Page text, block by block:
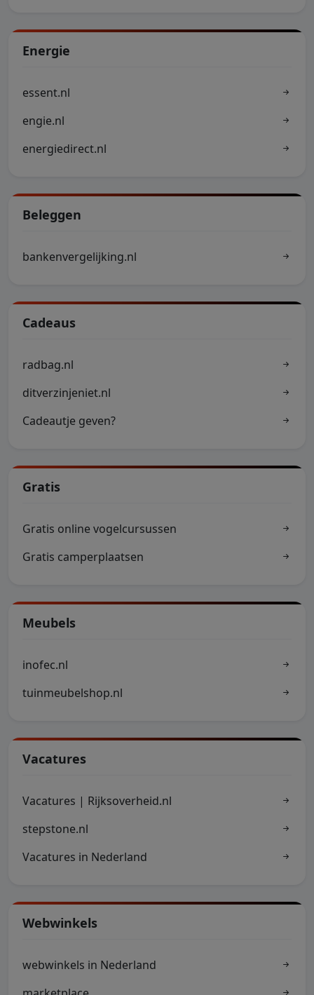
Energie
essent.nl
engie.nl
energiedirect.nl
Beleggen
bankenvergelijking.nl
Cadeaus
radbag.nl
ditverzinjeniet.nl
Cadeautje geven?
Gratis
Gratis online vogelcursussen
Gratis camperplaatsen
Meubels
inofec.nl
tuinmeubelshop.nl
Vacatures
Vacatures | Rijksoverheid.nl
stepstone.nl
Vacatures in Nederland
Webwinkels
webwinkels in Nederland